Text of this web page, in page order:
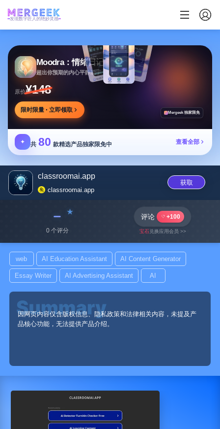
发现数字匠人的绝妙灵感
Moodra：情绪日记
超出你预期的内心平静助手
原价¥148
限时限量 · 立即领取 Mergeek 独家限免
✦ 共 80 款精选产品独家限免中 查看全部
classroomai.app
classroomai.app
获取
﹣
0 个评分
评论 +100
宝石兑换应用会员 >>
web AI Education Assistant AI Content Generator
Essay Writer AI Advertising Assistant AI
因网页内容仅含版权信息、隐私政策和法律相关内容，未提及产
品核心功能，无法提供产品介绍。